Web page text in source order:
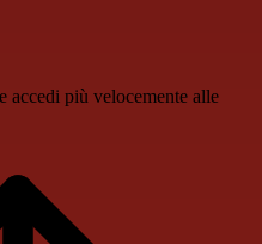
accedi più velocemente alle